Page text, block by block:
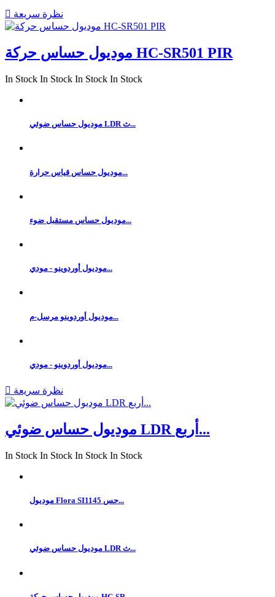
 نظرة سريعة
موديول حساس حركة HC-SR501 PIR
In Stock In Stock In Stock In Stock
موديول حساس ضوئي LDR ث...
موديول حساس قياس حرارة...
موديول حساس مستقبل ضوء...
موديول أوردوينو - مودي...
موديول أوردوينو مرسل-م...
موديول أوردوينو - مودي...
 نظرة سريعة
موديول حساس ضوئي LDR أربع...
In Stock In Stock In Stock In Stock
موديول Flora SI1145 حس...
موديول حساس ضوئي LDR ث...